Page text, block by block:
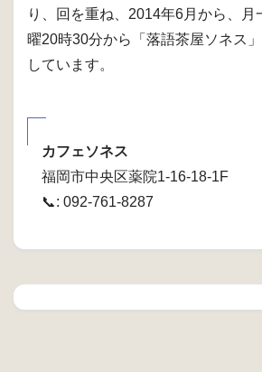
り、回を重ね、2014年6月から、月
曜20時30分から「落語茶屋ソネス
しています。
カフェソネス
福岡市中央区薬院1-16-18-1F
📞: 092-761-8287